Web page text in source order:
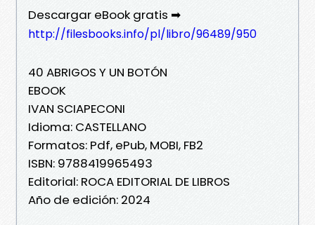
Descargar eBook gratis ➡
http://filesbooks.info/pl/libro/96489/950
40 ABRIGOS Y UN BOTÓN
EBOOK
IVAN SCIAPECONI
Idioma: CASTELLANO
Formatos: Pdf, ePub, MOBI, FB2
ISBN: 9788419965493
Editorial: ROCA EDITORIAL DE LIBROS
Año de edición: 2024